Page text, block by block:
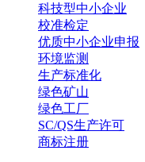
科技型中小企业
校准检定
优质中小企业申报
环境监测
生产标准化
绿色矿山
绿色工厂
SC/QS生产许可
商标注册